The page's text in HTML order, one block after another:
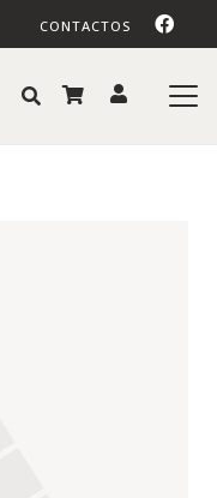
CONTACTOS